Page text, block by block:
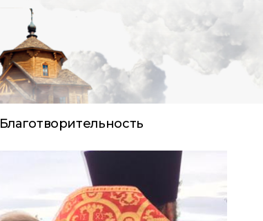
Благотворительность